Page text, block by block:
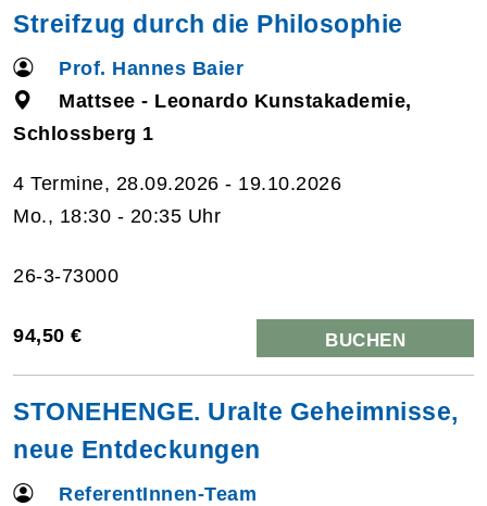
Streifzug durch die Philosophie
Prof. Hannes Baier
Mattsee - Leonardo Kunstakademie,
Schlossberg 1
4 Termine, 28.09.2026 - 19.10.2026
Mo., 18:30 - 20:35 Uhr
26-3-73000
94,50 € BUCHEN
STONEHENGE. Uralte Geheimnisse,
neue Entdeckungen
ReferentInnen-Team